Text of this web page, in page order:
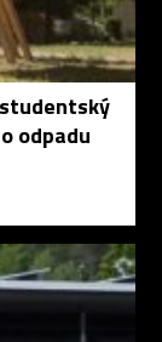
odpadu